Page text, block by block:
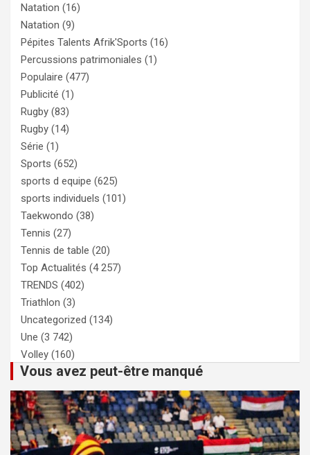
Natation (16)
Natation (9)
Pépites Talents Afrik'Sports (16)
Percussions patrimoniales (1)
Populaire (477)
Publicité (1)
Rugby (83)
Rugby (14)
Série (1)
Sports (652)
sports d equipe (625)
sports individuels (101)
Taekwondo (38)
Tennis (27)
Tennis de table (20)
Top Actualités (4 257)
TRENDS (402)
Triathlon (3)
Uncategorized (134)
Une (3 742)
Volley (160)
Vous avez peut-être manqué